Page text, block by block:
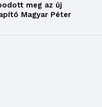
meg az új
Magyar Péter